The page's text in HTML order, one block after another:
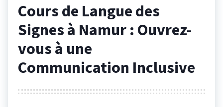
Cours de Langue des
Signes à Namur : Ouvrez-
vous à une
Communication Inclusive